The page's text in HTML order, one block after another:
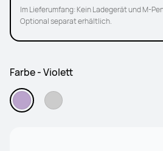
Im Lieferumfang: Kein Ladegerät und M-
Optional separat erhältlich.
Farbe - Violett